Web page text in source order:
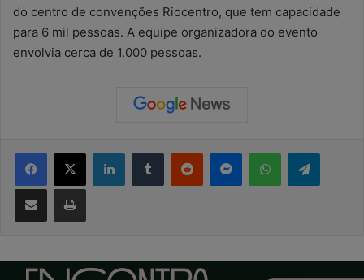
do centro de convenções Riocentro, que tem capacidade
para 6 mil pessoas. A equipe organizadora do evento
envolvia cerca de 1.000 pessoas.